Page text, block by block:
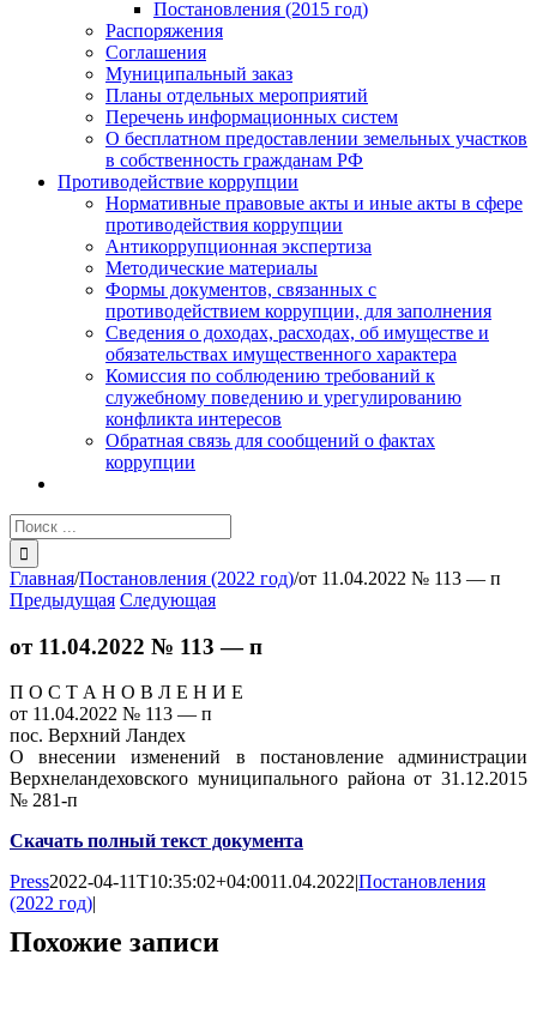
Постановления (2015 год)
Распоряжения
Соглашения
Муниципальный заказ
Планы отдельных мероприятий
Перечень информационных систем
О бесплатном предоставлении земельных участков
в собственность гражданам РФ
Противодействие коррупции
Нормативные правовые акты и иные акты в сфере
противодействия коррупции
Антикоррупционная экспертиза
Методические материалы
Формы документов, связанных с
противодействием коррупции, для заполнения
Сведения о доходах, расходах, об имуществе и
обязательствах имущественного характера
Комиссия по соблюдению требований к
служебному поведению и урегулированию
конфликта интересов
Обратная связь для сообщений о фактах
коррупции
Результат
поиска:
Главная/Постановления (2022 год)/от 11.04.2022 № 113 — п
Предыдущая Следующая
от 11.04.2022 № 113 — п
П О С Т А Н О В Л Е Н И Е
от 11.04.2022 № 113 — п
пос. Верхний Ландех
О внесении изменений в постановление администрации
Верхнеландеховского муниципального района от 31.12.2015
№ 281-п
Скачать полный текст документа
Press2022-04-11T10:35:02+04:0011.04.2022|Постановления
(2022 год)|
Похожие записи